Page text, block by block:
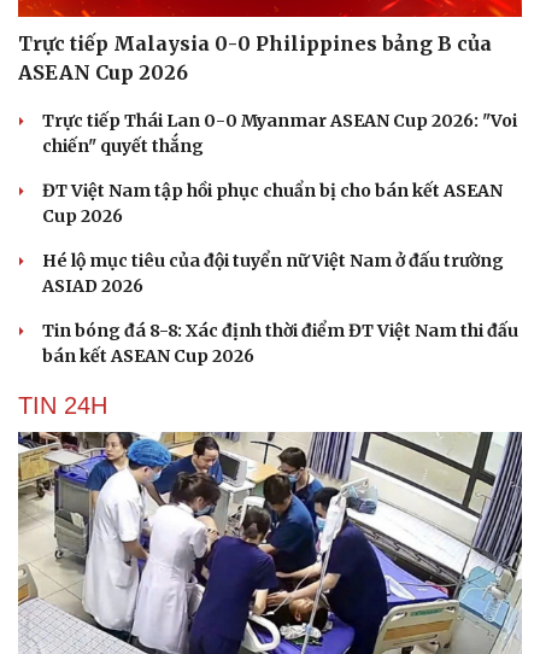
Trực tiếp Malaysia 0-0 Philippines bảng B của
ASEAN Cup 2026
Trực tiếp Thái Lan 0-0 Myanmar ASEAN Cup 2026: "Voi
chiến" quyết thắng
ĐT Việt Nam tập hồi phục chuẩn bị cho bán kết ASEAN
Cup 2026
Hé lộ mục tiêu của đội tuyển nữ Việt Nam ở đấu trường
ASIAD 2026
Tin bóng đá 8-8: Xác định thời điểm ĐT Việt Nam thi đấu
bán kết ASEAN Cup 2026
TIN 24H